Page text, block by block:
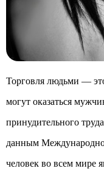
Торговля людьми —
могут оказаться
принудительного
данным
человек во всем мире